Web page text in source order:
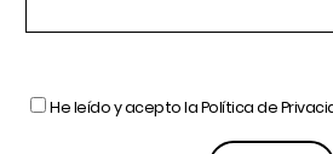
He leído y acepto laPolítica de